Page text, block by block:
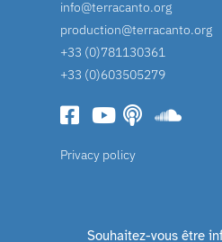
info@terracanto.org
production@terracanto.org
+33 (0)781130361
+33 (0)603505279
Privacy policy
Souhaitez-vous être